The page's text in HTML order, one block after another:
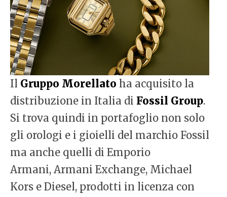
Il Gruppo Morellato ha acquisito la
distribuzione in Italia di Fossil Group.
Si trova quindi in portafoglio non solo
gli orologi e i gioielli del marchio Fossil
ma anche quelli di Emporio
Armani, Armani Exchange, Michael
Kors e Diesel, prodotti in licenza con